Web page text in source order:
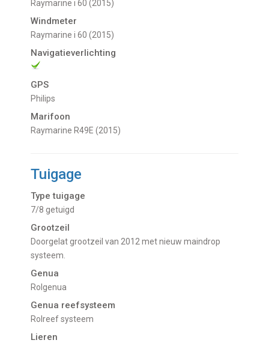
Raymarine i 60 (2015)
Windmeter
Raymarine i 60 (2015)
Navigatieverlichting
GPS
Philips
Marifoon
Raymarine R49E (2015)
Tuigage
Type tuigage
7/8 getuigd
Grootzeil
Doorgelat grootzeil van 2012 met nieuw maindrop
systeem.
Genua
Rolgenua
Genua reefsysteem
Rolreef systeem
Lieren